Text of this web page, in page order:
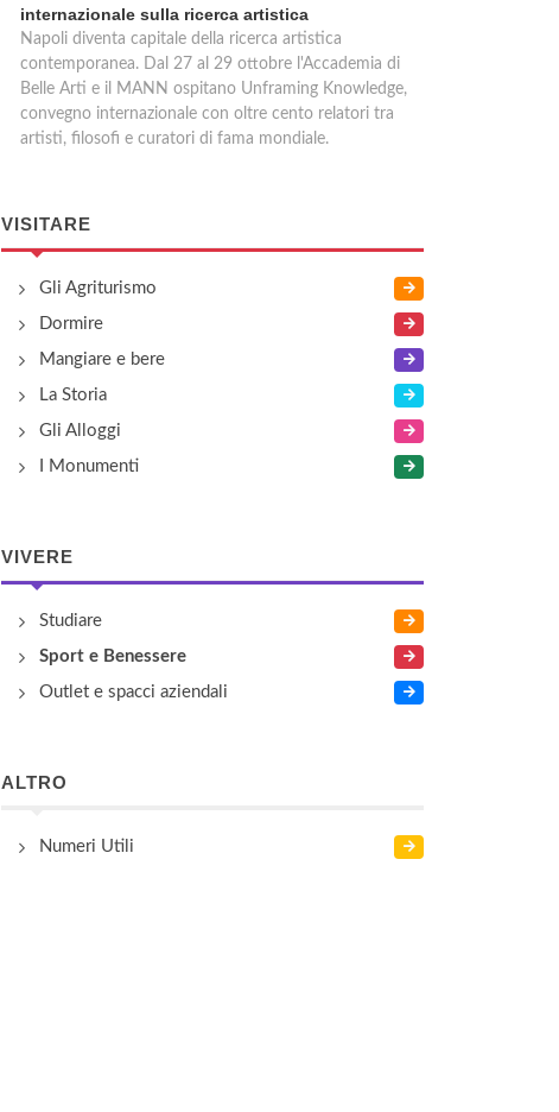
internazionale sulla ricerca artistica
Napoli diventa capitale della ricerca artistica
contemporanea. Dal 27 al 29 ottobre l'Accademia di
Belle Arti e il MANN ospitano Unframing Knowledge,
convegno internazionale con oltre cento relatori tra
artisti, filosofi e curatori di fama mondiale.
VISITARE
Gli Agriturismo
Dormire
Mangiare e bere
La Storia
Gli Alloggi
I Monumenti
VIVERE
Studiare
Sport e Benessere
Outlet e spacci aziendali
ALTRO
Numeri Utili